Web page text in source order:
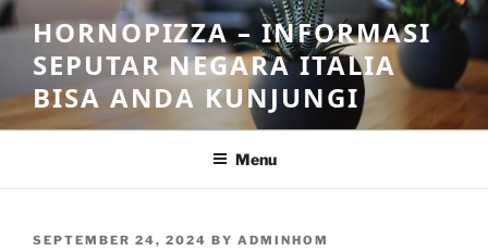
Skip
to
content
HORNOPIZZA – INFORMASI
SEPUTAR NEGARA ITALIA
BISA ANDA KUNJUNGI
Menu
POSTED
SEPTEMBER 24, 2024 BY ADMINHOM